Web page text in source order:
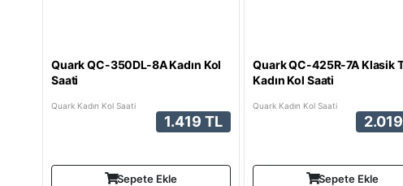
Quark QC-350DL-8A Kadın Kol
Saati
Quark Kadın Kol Saati
1.419 TL
Sepete Ekle
Quark QC-425R-7A Klasik
Kadın Kol Saati
Quark Kadın Kol Saati
Sepete Ekle